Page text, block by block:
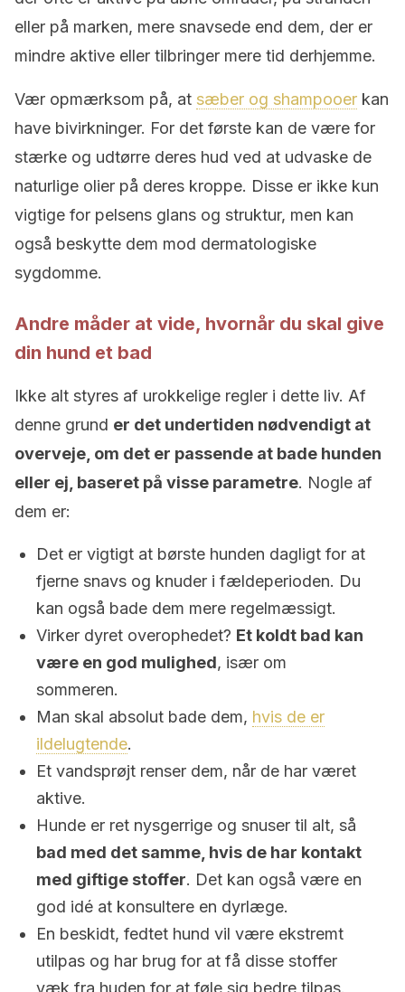
eller på marken, mere snavsede end dem, der er
mindre aktive eller tilbringer mere tid derhjemme.
Vær opmærksom på, at sæber og shampooer kan
have bivirkninger. For det første kan de være for
stærke og udtørre deres hud ved at udvaske de
naturlige olier på deres kroppe. Disse er ikke kun
vigtige for pelsens glans og struktur, men kan
også beskytte dem mod dermatologiske
sygdomme.
Andre måder at vide, hvornår du skal give
din hund et bad
Ikke alt styres af urokkelige regler i dette liv. Af
denne grund er det undertiden nødvendigt at
overveje, om det er passende at bade hunden
eller ej, baseret på visse parametre. Nogle af
dem er:
Det er vigtigt at børste hunden dagligt for at
fjerne snavs og knuder i fældeperioden. Du
kan også bade dem mere regelmæssigt.
Virker dyret overophedet? Et koldt bad kan
være en god mulighed, især om
sommeren.
Man skal absolut bade dem, hvis de er
ildelugtende.
Et vandsprøjt renser dem, når de har været
aktive.
Hunde er ret nysgerrige og snuser til alt, så
bad med det samme, hvis de har kontakt
med giftige stoffer. Det kan også være en
god idé at konsultere en dyrlæge.
En beskidt, fedtet hund vil være ekstremt
utilpas og har brug for at få disse stoffer
væk fra huden for at føle sig bedre tilpas.